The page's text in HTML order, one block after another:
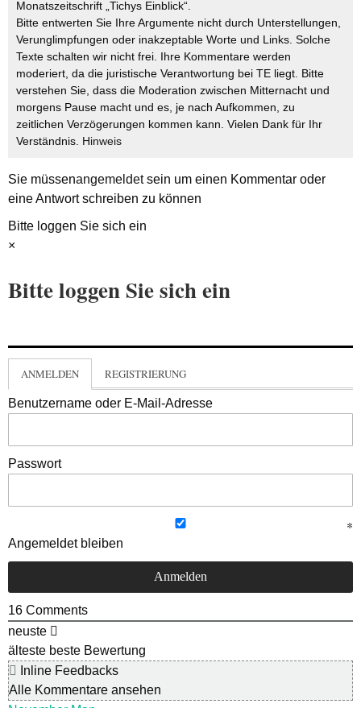
Monatszeitschrift „Tichys Einblick“.
Bitte entwerten Sie Ihre Argumente nicht durch Unterstellungen,
Verunglimpfungen oder inakzeptable Worte und Links. Solche
Texte schalten wir nicht frei. Ihre Kommentare werden
moderiert, da die juristische Verantwortung bei TE liegt. Bitte
verstehen Sie, dass die Moderation zwischen Mitternacht und
morgens Pause macht und es, je nach Aufkommen, zu
zeitlichen Verzögerungen kommen kann. Vielen Dank für Ihr
Verständnis. Hinweis
Sie müssenangemeldetsein um einen Kommentar oder
eine Antwort schreiben zu können
Bitte loggen Sie sich ein
×
Bitte loggen Sie sich ein
ANMELDEN REGISTRIERUNG
Benutzername oder E-Mail-Adresse
Passwort
Angemeldet bleiben
16 Comments
neuste
älteste beste Bewertung
Inline Feedbacks
Alle Kommentare ansehen